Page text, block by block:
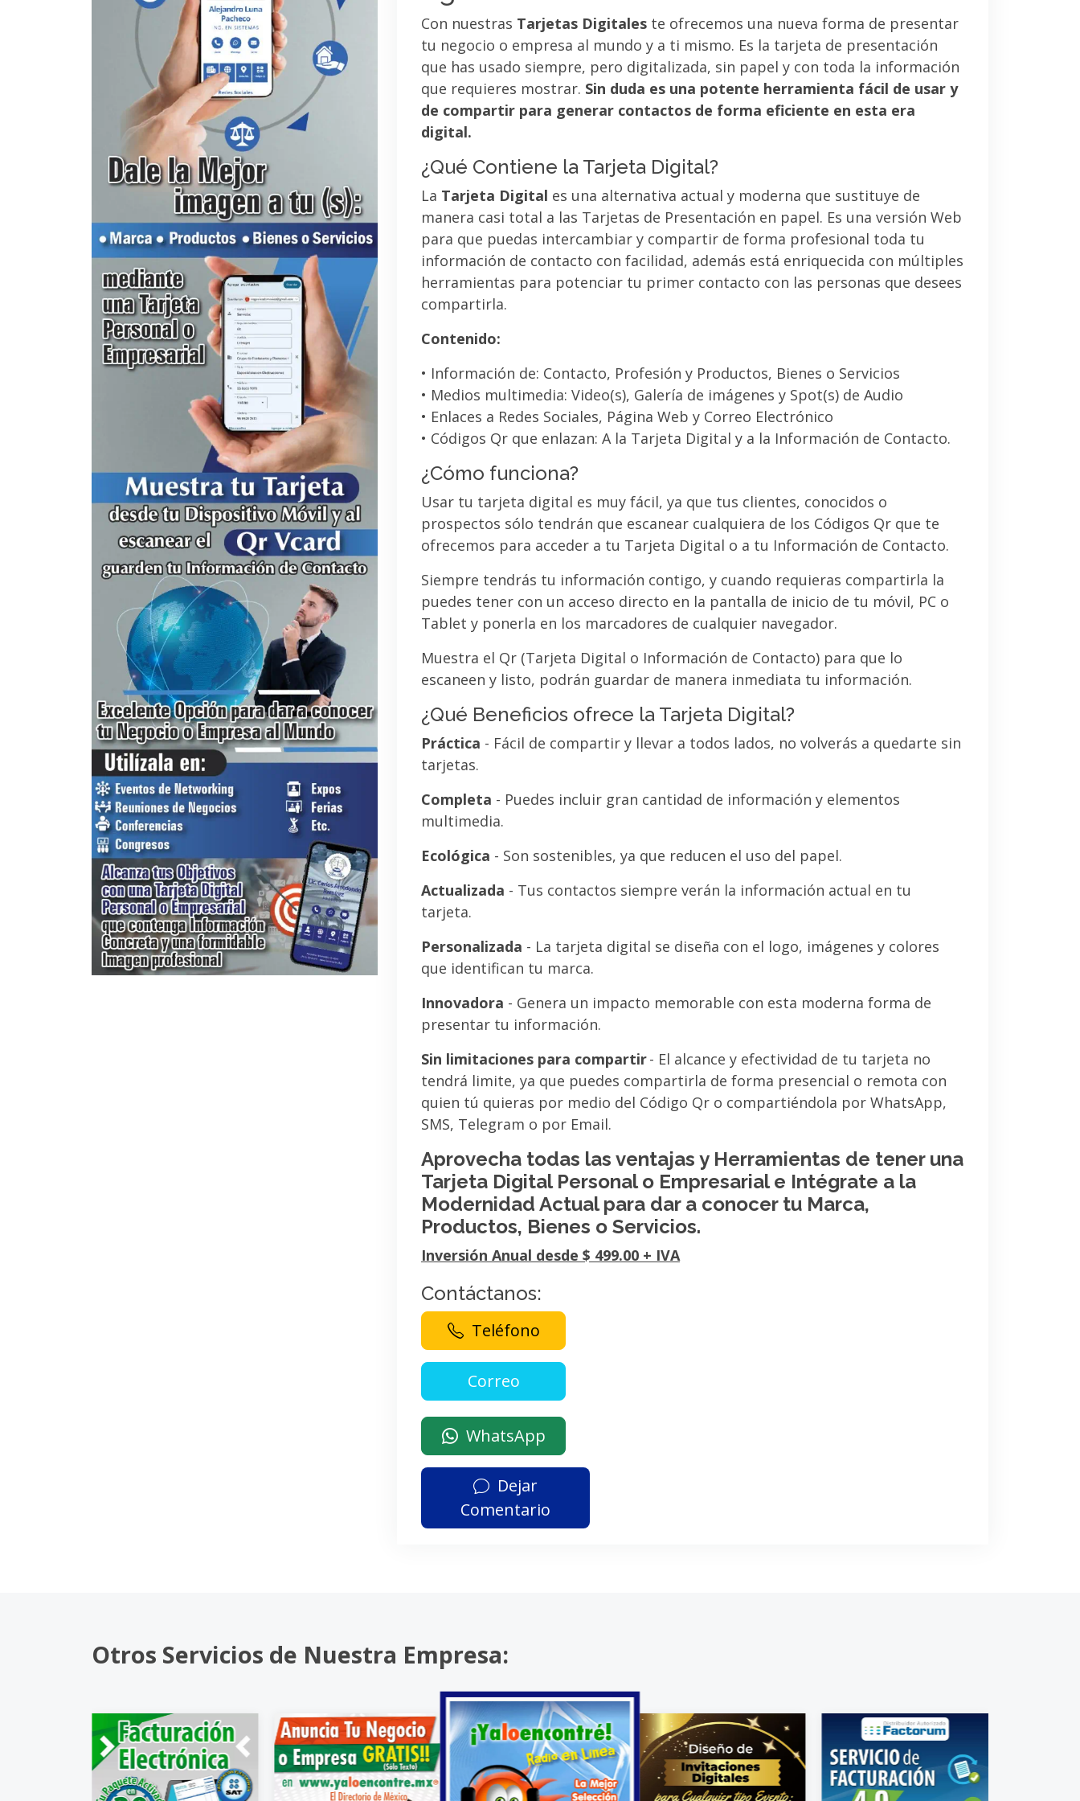
Con nuestras Tarjetas Digitales te ofrecemos una nueva forma de presentar
tu negocio o empresa al mundo y a ti mismo. Es la tarjeta de presentación
que has usado siempre, pero digitalizada, sin papel y con toda la información
que requieres mostrar. Sin duda es una potente herramienta fácil de usar y
de compartir para generar contactos de forma eficiente en esta era
digital.
¿Qué Contiene la Tarjeta Digital?
La Tarjeta Digital es una alternativa actual y moderna que sustituye de
manera casi total a las Tarjetas de Presentación en papel. Es una versión Web
para que puedas intercambiar y compartir de forma profesional toda tu
información de contacto con facilidad, además está enriquecida con múltiples
herramientas para potenciar tu primer contacto con las personas que desees
compartirla.
Contenido:
• Información de: Contacto, Profesión y Productos, Bienes o Servicios
• Medios multimedia: Video(s), Galería de imágenes y Spot(s) de Audio
• Enlaces a Redes Sociales, Página Web y Correo Electrónico
• Códigos Qr que enlazan: A la Tarjeta Digital y a la Información de Contacto.
¿Cómo funciona?
Usar tu tarjeta digital es muy fácil, ya que tus clientes, conocidos o
prospectos sólo tendrán que escanear cualquiera de los Códigos Qr que te
ofrecemos para acceder a tu Tarjeta Digital o a tu Información de Contacto.
Siempre tendrás tu información contigo, y cuando requieras compartirla la
puedes tener con un acceso directo en la pantalla de inicio de tu móvil, PC o
Tablet y ponerla en los marcadores de cualquier navegador.
Muestra el Qr (Tarjeta Digital o Información de Contacto) para que lo
escaneen y listo, podrán guardar de manera inmediata tu información.
¿Qué Beneficios ofrece la Tarjeta Digital?
Práctica - Fácil de compartir y llevar a todos lados, no volverás a quedarte sin
tarjetas.
Completa - Puedes incluir gran cantidad de información y elementos
multimedia.
Ecológica - Son sostenibles, ya que reducen el uso del papel.
Actualizada - Tus contactos siempre verán la información actual en tu
tarjeta.
Personalizada - La tarjeta digital se diseña con el logo, imágenes y colores
que identifican tu marca.
Innovadora - Genera un impacto memorable con esta moderna forma de
presentar tu información.
Sin limitaciones para compartir- El alcance y efectividad de tu tarjeta no
tendrá limite, ya que puedes compartirla de forma presencial o remota con
quien tú quieras por medio del Código Qr o compartiéndola por WhatsApp,
SMS, Telegram o por Email.
Aprovecha todas las ventajas y Herramientas de tener una
Tarjeta Digital Personal o Empresarial e Intégrate a la
Modernidad Actual para dar a conocer tu Marca,
Productos, Bienes o Servicios.
Inversión Anual desde $ 499.00 + IVA
Contáctanos:
Teléfono
WhatsApp
Dejar
Comentario
Otros Servicios de Nuestra Empresa: